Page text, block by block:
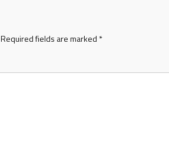
Required fields are marked *